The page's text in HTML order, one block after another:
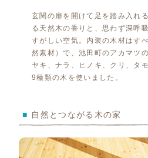
玄関の扉を開けて足を踏み入れ
る天然木の香りと、思わず深呼
すがしい空気。内装の木材はす
然素材）で、池田町のアカマツ
ヤキ、ナラ、ヒノキ、クリ、タ
9種類の木を使いました。
■ 自然とつながる木の家